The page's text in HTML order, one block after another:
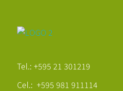
Tel.: +595 21 301219
Cel.: +595 981 911114